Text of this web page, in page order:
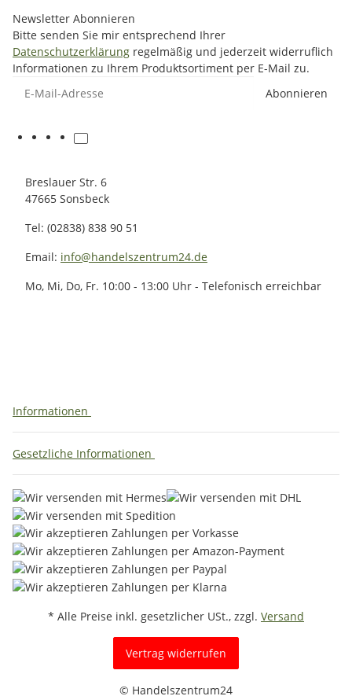
Newsletter Abonnieren
Bitte senden Sie mir entsprechend Ihrer
Datenschutzerklärung regelmäßig und jederzeit widerruflich
Informationen zu Ihrem Produktsortiment per E-Mail zu.
Abonnieren
Breslauer Str. 6
47665 Sonsbeck
Tel: (02838) 838 90 51
Email: info@handelszentrum24.de
Mo, Mi, Do, Fr. 10:00 - 13:00 Uhr - Telefonisch erreichbar
Informationen
Gesetzliche Informationen
* Alle Preise inkl. gesetzlicher USt., zzgl. Versand
Vertrag widerrufen
© Handelszentrum24